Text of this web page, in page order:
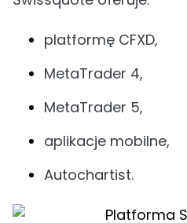
platformę CFXD,
MetaTrader 4,
MetaTrader 5,
aplikacje mobilne,
Autochartist.